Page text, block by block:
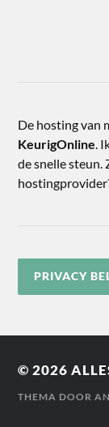
De hosting van
KeurigOnline .
de snelle steun.
PRIVACY
© 2026
THEMA DOOR